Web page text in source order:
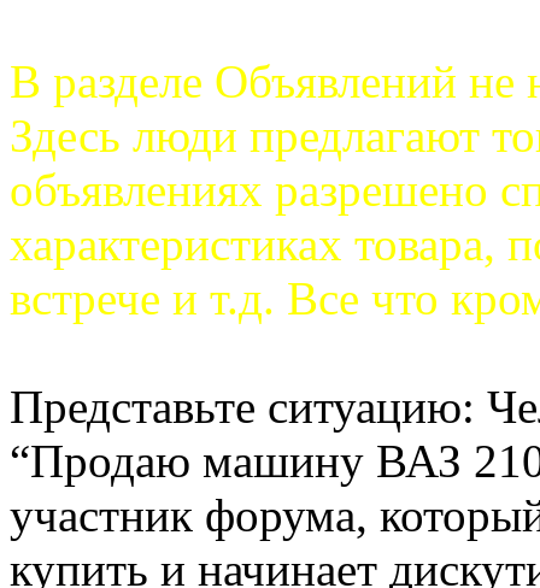
В разделе Объявлений не
Здесь люди предлагают
объявлениях разрешено
характеристиках товара,
встрече и т.д. Все что
Представьте ситуацию:
“Продаю машину ВАЗ
участник форума,
купить и начинает